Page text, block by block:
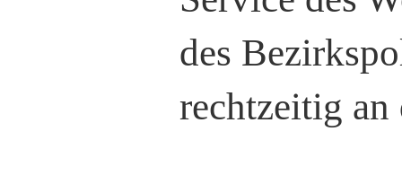
des
rechtzeitig